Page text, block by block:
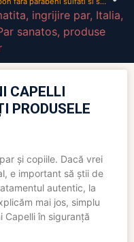
, ingrijire par, Italia,
sanatos, produse
CAPELLI
PRODUSELE
și copiile. Dacă vrei
e important să știi de
autentic, la
mai jos, simplu
Capelli în siguranță